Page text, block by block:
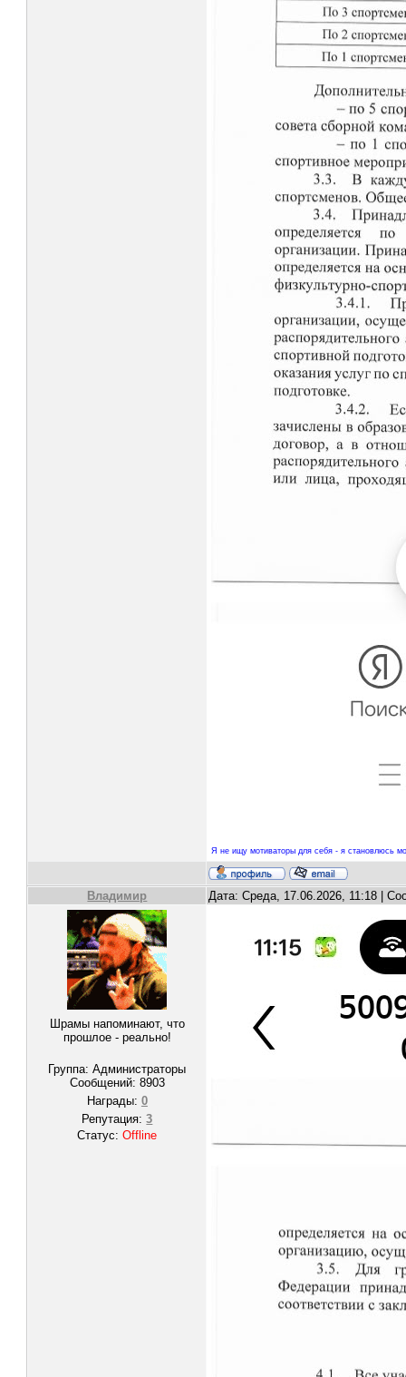
Я не ищу мотиваторы для себя - я становлюсь
Владимир Дата: Среда, 17.06.2026, 11:18 |
Шрамы напоминают, что
прошлое - реально!
Группа: Администраторы
Сообщений: 8903
Награды: 0
Репутация:3
Статус:Offline